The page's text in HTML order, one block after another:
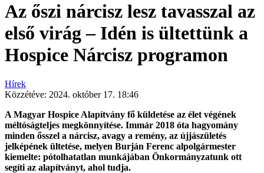
Az őszi nárcisz lesz tavasszal az
első virág – Idén is ültettünk a
Hospice Nárcisz programon
Hírek
Közzétéve: 2024. október 17. 18:46
A Magyar Hospice Alapítvány fő küldetése az élet végének
méltóságteljes megkönnyítése. Immár 2018 óta hagyomány
minden ősszel a nárcisz, avagy a remény, az újjászületés
jelképének ültetése, melyen Burján Ferenc alpolgármester
kiemelte: pótolhatatlan munkájában Önkormányzatunk ott
segíti az alapítványt, ahol tudja.